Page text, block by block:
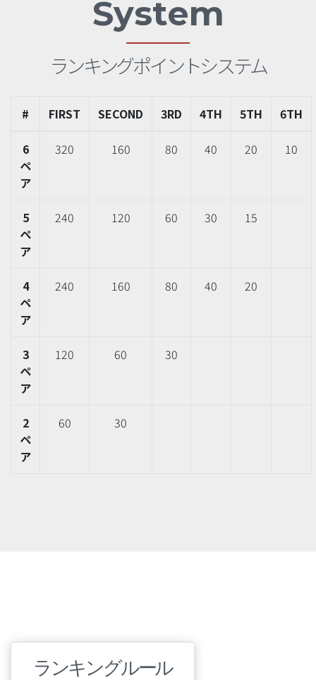
System
ランキングポイントシステム
# FIRST SECOND 3RD 4TH 5TH 6TH
6
ペ
ア
320 160 80 40 20 10
5
ペ
ア
240 120 60 30 15
4
ペ
ア
240 160 80 40 20
3
ペ
ア
120 60 30
2
ペ
ア
60 30
ランキングルール